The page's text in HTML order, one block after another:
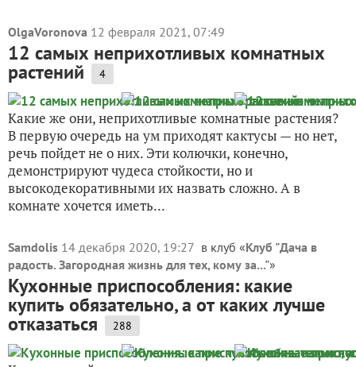
OlgaVoronova 12 февраля 2021, 07:49
12 самых неприхотливых комнатных
растений 4
Какие же они, неприхотливые комнатные растения?
В первую очередь на ум приходят кактусы — но нет,
речь пойдет не о них. Эти колючки, конечно,
демонстрируют чудеса стойкости, но и
высокодекоративными их назвать сложно. А в
комнате хочется иметь...
Samdolis 14 декабря 2020, 19:27 в клуб «Клуб "Дача в
радость. Загородная жизнь для тех, кому за..."»
Кухонные приспособления: какие
купить обязательно, а от каких лучше
отказаться 288